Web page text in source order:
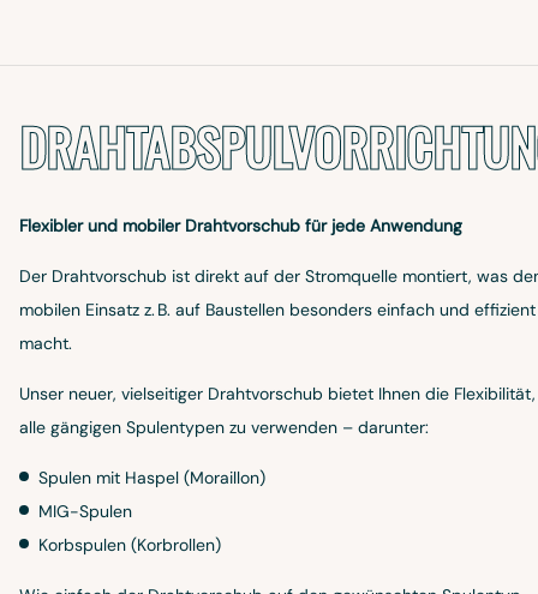
Flexibler und mobiler Drahtvorschub für jede Anwendung
Der Drahtvorschub ist direkt auf der Stromquelle montiert, was
mobilen Einsatz z. B. auf Baustellen besonders einfach und effizient
macht.
Unser neuer, vielseitiger Drahtvorschub bietet Ihnen die Flexibilität,
alle gängigen Spulentypen zu verwenden – darunter:
Spulen mit Haspel (Moraillon)
MIG-Spulen
Korbspulen (Korbrollen)